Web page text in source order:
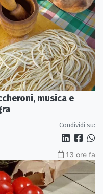
musica e
Condividi su:
13 ore fa